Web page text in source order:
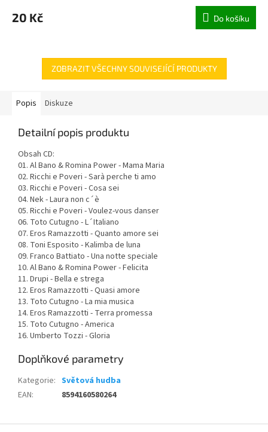
20 Kč Do košíku
ZOBRAZIT VŠECHNY SOUVISEJÍCÍ PRODUKTY
Popis Diskuze
Detailní popis produktu
Obsah CD:
01. Al Bano & Romina Power - Mama Maria
02. Ricchi e Poveri - Sarà perche ti amo
03. Ricchi e Poveri - Cosa sei
04. Nek - Laura non c´è
05. Ricchi e Poveri - Voulez-vous danser
06. Toto Cutugno - L´Italiano
07. Eros Ramazzotti - Quanto amore sei
08. Toni Esposito - Kalimba de luna
09. Franco Battiato - Una notte speciale
10. Al Bano & Romina Power - Felicita
11. Drupi - Bella e strega
12. Eros Ramazzotti - Quasi amore
13. Toto Cutugno - La mia musica
14. Eros Ramazzotti - Terra promessa
15. Toto Cutugno - America
16. Umberto Tozzi - Gloria
Doplňkové parametry
Kategorie: Světová hudba
EAN: 8594160580264